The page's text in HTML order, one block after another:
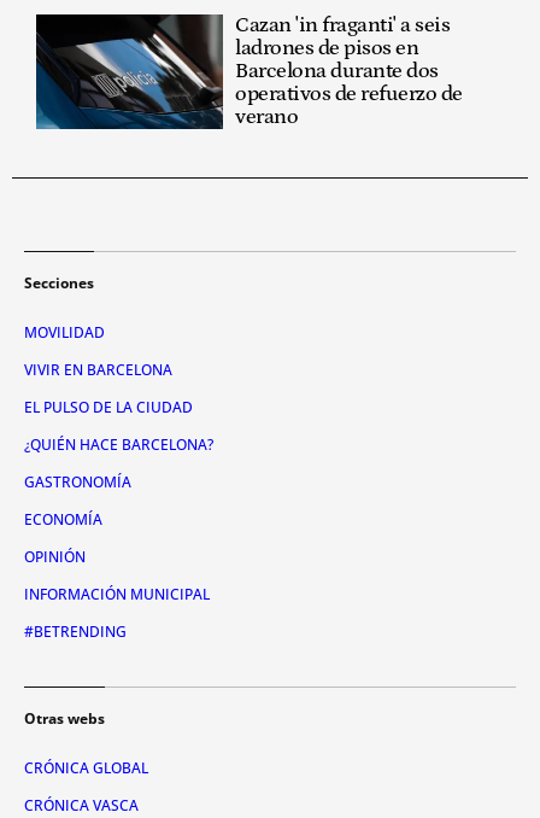
Cazan 'in fraganti' a seis
ladrones de pisos en
Barcelona durante dos
operativos de refuerzo de
verano
Secciones
MOVILIDAD
VIVIR EN BARCELONA
EL PULSO DE LA CIUDAD
¿QUIÉN HACE BARCELONA?
GASTRONOMÍA
ECONOMÍA
OPINIÓN
INFORMACIÓN MUNICIPAL
#BETRENDING
Otras webs
CRÓNICA GLOBAL
CRÓNICA VASCA